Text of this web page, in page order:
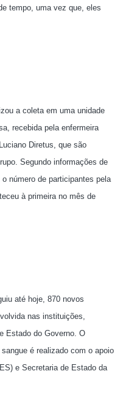
tempo, uma vez que, eles
a coleta em uma unidade
recebida pela enfermeira
Diretus, que são
Segundo informações de
número de participantes pela
à primeira no mês de
até hoje, 870 novos
nas instituições,
Estado do Governo. O
é realizado com o apoio
e Secretaria de Estado da